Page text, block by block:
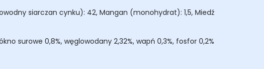
siarczan cynku): 42, Mangan (monohydrat): 1,5, Miedź
surowe 0,8%, węglowodany 2,32%, wapń 0,3%, fosfor 0,2%